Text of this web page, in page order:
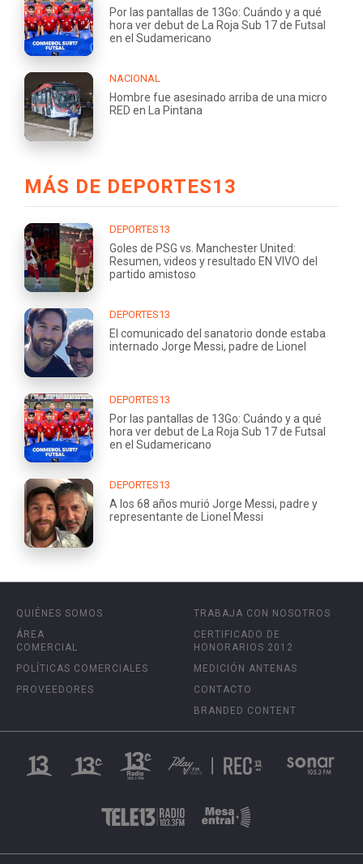
Por las pantallas de 13Go: Cuándo y a qué
hora ver debut de La Roja Sub 17 de Futsal
en el Sudamericano
NACIONAL
Hombre fue asesinado arriba de una micro
RED en La Pintana
MÁS DE DEPORTES13
DEPORTES13
Goles de PSG vs. Manchester United:
Resumen, videos y resultado EN VIVO del
partido amistoso
DEPORTES13
El comunicado del sanatorio donde estaba
internado Jorge Messi, padre de Lionel
DEPORTES13
Por las pantallas de 13Go: Cuándo y a qué
hora ver debut de La Roja Sub 17 de Futsal
en el Sudamericano
DEPORTES13
A los 68 años murió Jorge Messi, padre y
representante de Lionel Messi
QUIÉNES SOMOS
ÁREA
COMERCIAL
POLÍTICAS COMERCIALES
PROVEEDORES
TRABAJA CON NOSOTROS
CERTIFICADO DE
HONORARIOS 2012
MEDICIÓN ANTENAS
CONTACTO
BRANDED CONTENT